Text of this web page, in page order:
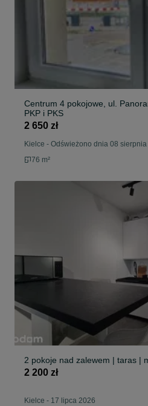
Centrum 4 pokojowe, ul.
PKP i PKS
2 650 zł
Kielce - Odświeżono dnia 08 sierpnia
76 m²
2 pokoje nad zalewem | taras |
2 200 zł
Kielce - 17 lipca 2026